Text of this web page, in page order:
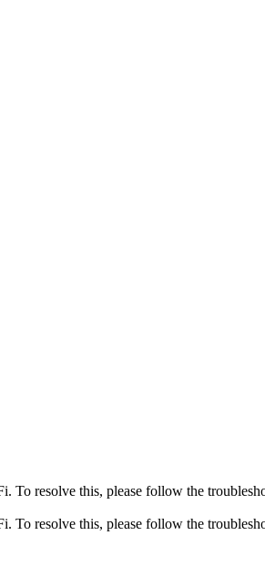
To resolve this, please follow the
To resolve this, please follow the